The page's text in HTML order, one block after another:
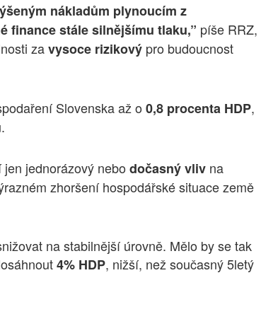
nákladům plynoucím z
finance stále silnějšímu tlaku,” píše RRZ,
zavysoce rizikový pro budoucnost
Slovenska až o 0,8 procenta HDP,
jednorázový nebo dočasný vliv na
zhoršení hospodářské situace země
na stabilnější úrovně. Mělo by se tak
4% HDP, nižší, než současný 5letý